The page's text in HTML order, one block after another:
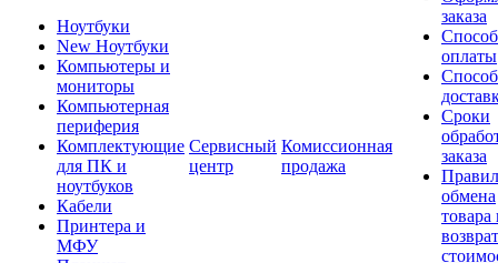
Ноутбуки
New Ноутбуки
Компьютеры и
мониторы
Компьютерная
периферия
Комплектующие
для ПК и
ноутбуков
Кабели
Принтера и
МФУ
Сервисный
центр
Комиссионная
продажа
заказа
оплаты
Сроки
заказа
обмена
товара